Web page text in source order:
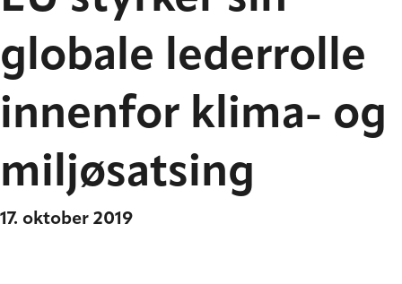
globale lederrolle
innenfor klima- og
miljøsatsing
17. oktober 2019